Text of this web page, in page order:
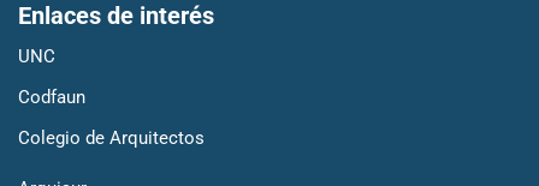
Enlaces de interés
UNC
Codfaun
Colegio de Arquitectos